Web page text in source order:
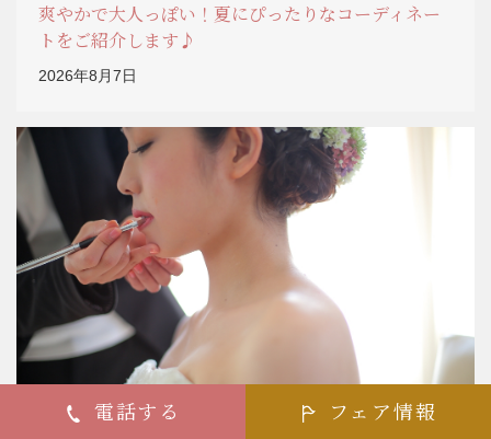
CONSULTATION
いつでも衣裳見学･ご相談
電話する フェア情報
爽やかで大人っぽい！夏にぴったりなコーディネー
トをご紹介します♪
2026年8月7日